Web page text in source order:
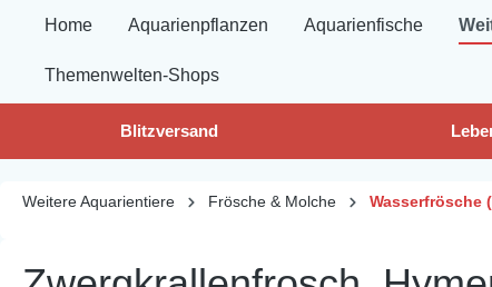
Home Aquarienpflanzen Aquarienfische
Themenwelten-Shops
Blitzversand
Weitere Aquarientiere Frösche & Molche Wasserfrösche